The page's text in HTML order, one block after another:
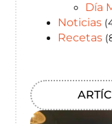
Día
Noticias
Recetas